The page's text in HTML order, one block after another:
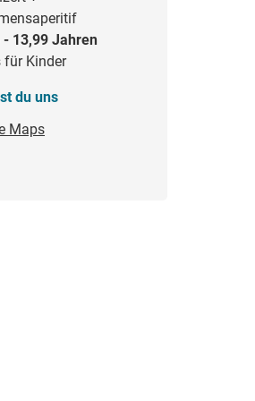
- 13,99 Jahren
für Kinder
du uns
Maps